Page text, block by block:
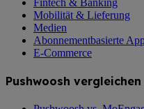
Mobilität & Lieferung
Medien
Abonnementbasierte
E-Commerce
Pushwoosh vergleichen